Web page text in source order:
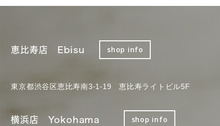
恵比寿店 Ebisu shop info
東京都渋谷区恵比寿南3-1-19 恵比寿ライトビル5F
横浜店 Yokohama shop info